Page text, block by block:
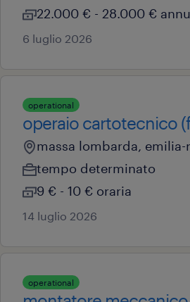
22.000 € - 28.000 €
6 luglio 2026
operational
operaio cartotecnico
massa lombarda, emilia-
tempo determinato
9 € - 10 € oraria
14 luglio 2026
operational